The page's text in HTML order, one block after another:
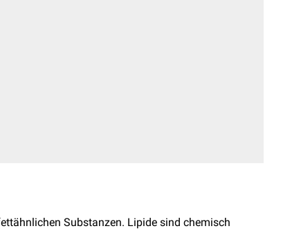
Substanzen. Lipide sind chemisch